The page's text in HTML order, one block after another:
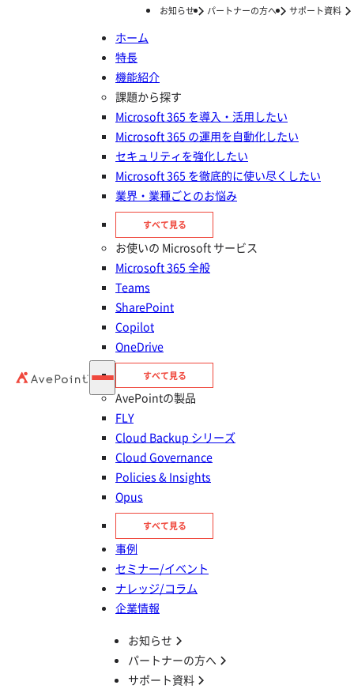
お知らせ パートナーの方へ サポート資料
ホーム
特長
機能紹介
課題から探す
Microsoft 365 を導入・活用したい
Microsoft 365 の運用を自動化したい
セキュリティを強化したい
Microsoft 365 を徹底的に使い尽くしたい
業界・業種ごとのお悩み
すべて見る
お使いの Microsoft サービス
Microsoft 365 全般
Teams
SharePoint
Copilot
OneDrive
すべて見る
AvePointの製品
FLY
Cloud Backup シリーズ
Cloud Governance
Policies & Insights
Opus
すべて見る
事例
セミナー/イベント
ナレッジ/コラム
企業情報
お知らせ
パートナーの方へ
サポート資料
“使われないチーム” をなくすた
め、チーム作成申請と棚卸しのし
くみを実装。 1週間かかっていた
人事異動のメンバー入れ替え作業
がほぼゼロに。
長崎県 総務部 スマート県庁推進課 主任主事
西坂 翼 様
1,001～10,000名
官公庁・地方自治体
Microsoft 365 の運用を自動化したい
Cloud Governance